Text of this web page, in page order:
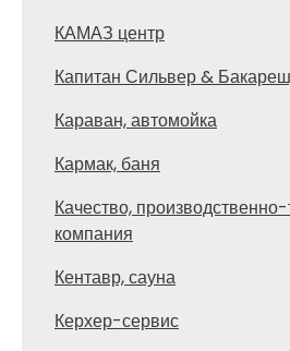
КАМАЗ центр
Капитан Сильвер &
Караван, автомойка
Кармак, баня
Качество,
компания
Кентавр, сауна
Керхер-сервис